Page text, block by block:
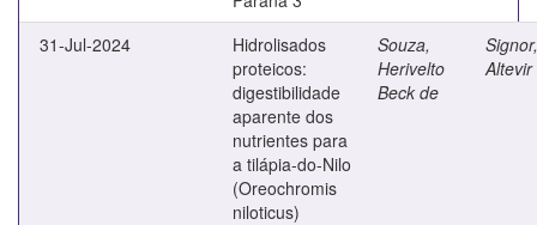
31-Jul-2024
Hidrolisados
proteicos:
digestibilidade
aparente dos
nutrientes para
a tilápia-do-Nilo
(Oreochromis
niloticus)
Souza,
Herivelto
Beck de
Signor,
Altevir